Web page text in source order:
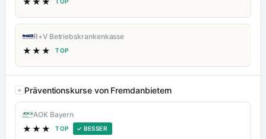
R+V Betriebskrankenkasse
★★★ TOP
Präventionskurse von Fremdanbietern
AOK Bayern
★★★ TOP ✓ BESSER